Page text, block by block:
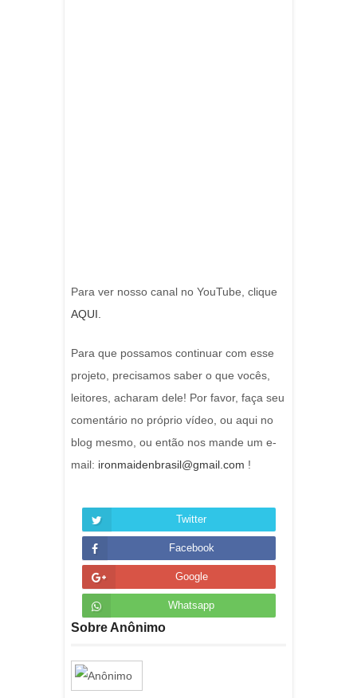
Para ver nosso canal no YouTube, clique
AQUI.
Para que possamos continuar com esse
projeto, precisamos saber o que vocês,
leitores, acharam dele! Por favor, faça seu
comentário no próprio vídeo, ou aqui no
blog mesmo, ou então nos mande um e-
mail: ironmaidenbrasil@gmail.com !
Twitter
Facebook
Google
Whatsapp
Sobre Anônimo